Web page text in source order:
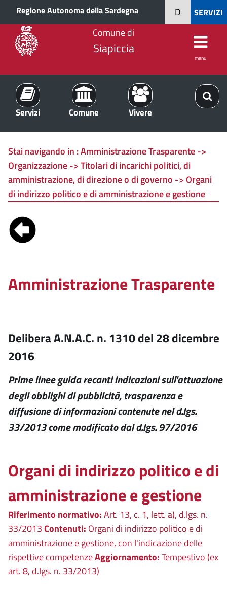
Regione Autonoma della Sardegna SERVIZI
D
Comune di
Siapiccia
menu
Servizi Comune Vivere
Stai navigando in :Amministrazione Trasparente ->
Organizzazione -> Titolari di incarichi politici, di
amministrazione, di direzione o di governo -> Organi
di indirizzo politico e di amministrazione e gestione
Amministrazione Trasparente
Delibera A.N.A.C. n. 1310 del 28 dicembre
2016
Prime linee guida recanti indicazioni sull'attuazione
degli obblighi di pubblicità, trasparenza e
diffusione di informazioni contenute nel d.lgs.
33/2013 come modificato dal d.lgs. 97/2016
Organi di indirizzo politico e di
amministrazione e gestione
Riferimento normativo:Art. 13, c. 1, lett. a), d.lgs. n.
33/2013Contenuti: Organi di indirizzo politico e di
amministrazione e gestione, con l'indicazione delle
rispettive competenzeAggiornamento:Tempestivo (ex
art. 8, d.lgs. n. 33/2013)